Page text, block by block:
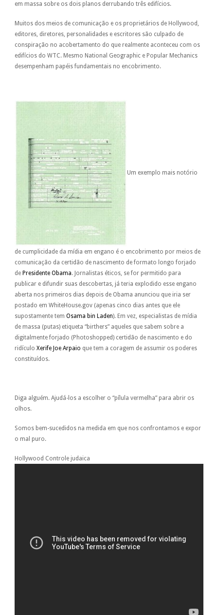
em massa sobre os dois planos derrubando três edifícios.
Muitos dos meios de comunicação e os proprietários de Hollywood,
editores, diretores, personalidades e escritores são culpado de
conspiração no acobertamento do que realmente aconteceu com os
edifícios do WTC. Mesmo National Geographic e Popular Mechanics
desempenham papéis fundamentais no encobrimento.
Um exemplo mais notório
de cumplicidade da mídia em engano é o encobrimento por meios de
comunicação da certidão de nascimento de formato longo forjado
de Presidente Obama. Jornalistas éticos, se for permitido para
publicar e difundir suas descobertas, já teria explodido esse engano
aberta nos primeiros dias depois de Obama anunciou que iria ser
postado em WhiteHouse.gov (apenas cinco dias antes que ele
supostamente tem Osama bin Laden). Em vez, especialistas de mídia
de massa (putas) etiqueta “birthers” aqueles que sabem sobre a
digitalmente forjado (Photoshopped) certidão de nascimento e do
ridículo Xerife Joe Arpaio que tem a coragem de assumir os poderes
constituídos.
Diga alguém. Ajudá-los a escolher o “pílula vermelha” para abrir os
olhos.
Somos bem-sucedidos na medida em que nos confrontamos e expor
o mal puro.
Hollywood Controle judaica